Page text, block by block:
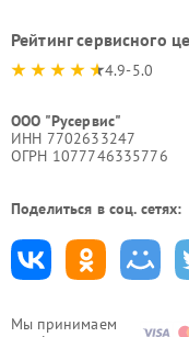
Мы принимаем
Рейтинг сервисного
4.9-5.0
ООО "Русервис"
ИНН 7702633247
ОГРН 1077746335776
Поделиться в соц. сетях: